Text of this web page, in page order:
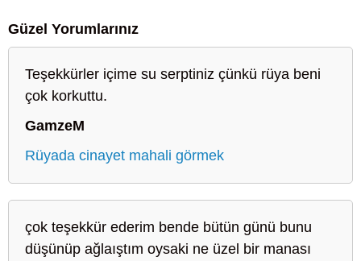
Güzel Yorumlarınız
Teşekkürler içime su serptiniz çünkü rüya beni
çok korkuttu.
GamzeM
Rüyada cinayet mahali görmek
çok teşekkür ederim bende bütün günü bunu
düşünüp ağlaıştım oysaki ne üzel bir manası